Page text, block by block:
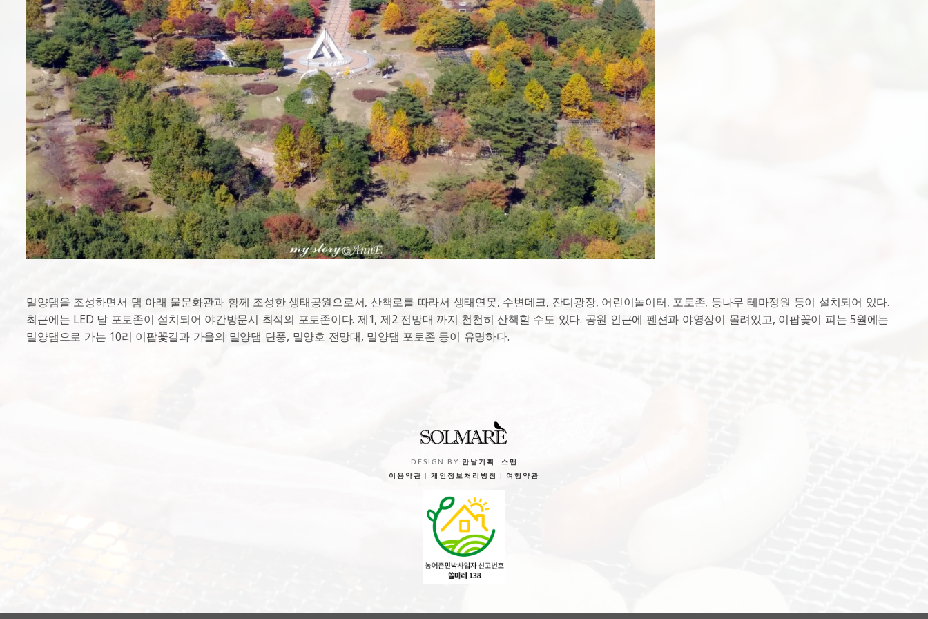
밀양댐을 조성하면서 댐 아래 물문화관과 함께 조성한 생태공원으로서, 산책로를 따라서 생태연못, 수변데크, 잔디광장, 어린이놀이터, 포토존, 등나무 테마정원 등이 설치되어 있다.
최근에는 LED 달 포토존이 설치되어 야간방문시 최적의 포토존이다. 제1, 제2 전망대 까지 천천히 산책할 수도 있다. 공원 인근에 펜션과 야영장이 몰려있고, 이팝꽃이 피는 5월에는
밀양댐으로 가는 10리 이팝꽃길과 가을의 밀양댐 단풍, 밀양호 전망대, 밀양댐 포토존 등이 유명하다.
DESIGN BY 만날기획
스맨
이용약관
개인정보처리방침 여행약관